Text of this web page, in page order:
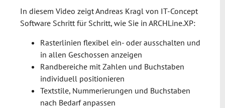
In diesem Video zeigt Andreas Kragl von IT-Concept
Software Schritt für Schritt, wie Sie in ARCHLine.XP:
Rasterlinien flexibel ein- oder ausschalten und
in allen Geschossen anzeigen
Randbereiche mit Zahlen und Buchstaben
individuell positionieren
Textstile, Nummerierungen und Buchstaben
nach Bedarf anpassen